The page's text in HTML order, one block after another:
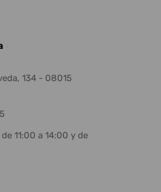
134 - 08015
11:00 a 14:00 y de